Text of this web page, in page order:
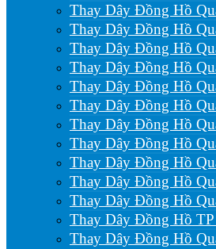
Thay Dây Đồng Hồ
Thay Dây Đồng Hồ
Thay Dây Đồng Hồ
Thay Dây Đồng Hồ
Thay Dây Đồng Hồ
Thay Dây Đồng Hồ
Thay Dây Đồng Hồ
Thay Dây Đồng Hồ
Thay Dây Đồng Hồ
Thay Dây Đồng Hồ
Thay Dây Đồng Hồ
Thay Dây Đồng Hồ
Thay Dây Đồng Hồ